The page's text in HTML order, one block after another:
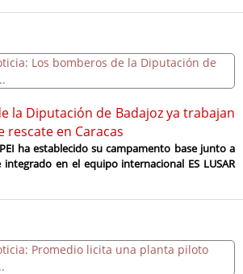
la Diputación de Badajoz ya trabajan
rescate en Caracas
ha establecido su campamento base junto a
en el equipo internacional ES LUSAR